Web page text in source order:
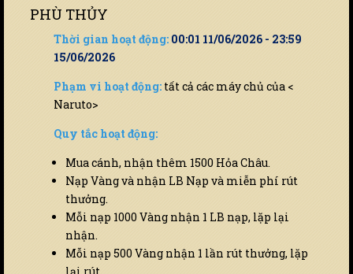
PHÙ THỦY
Thời gian hoạt động: 00:01 11/06/2026 - 23:59
15/06/2026
Phạm vi hoạt động: tất cả các máy chủ của <
Naruto>
Quy tắc hoạt động:
Mua cánh, nhận thêm 1500 Hỏa Châu.
Nạp Vàng và nhận LB Nạp và miễn phí rút
thưởng.
Mỗi nạp 1000 Vàng nhận 1 LB nạp, lặp lại
nhận.
Mỗi nạp 500 Vàng nhận 1 lần rút thưởng, lặp